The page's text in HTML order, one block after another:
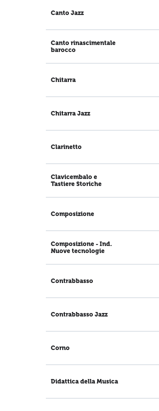
Canto Jazz
Canto rinascimentale
barocco
Chitarra
Chitarra Jazz
Clarinetto
Clavicembalo e
Tastiere Storiche
Composizione
Composizione - Ind.
Nuove tecnologie
Contrabbasso
Contrabbasso Jazz
Corno
Didattica della Musica